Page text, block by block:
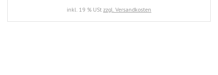
inkl. 19 % USt zzgl. Versandkosten